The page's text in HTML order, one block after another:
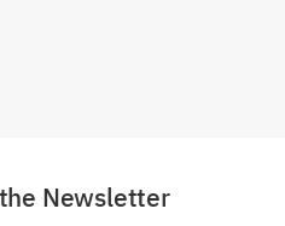
Newsletter